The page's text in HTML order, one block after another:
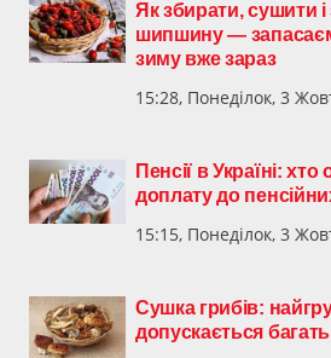
Як збирати, сушити
шипшину —
зиму вже зараз
15:28, Понеділок, 3
Пенсії в Україні:
доплату до
15:15, Понеділок, 3
Сушка грибів:
допускається